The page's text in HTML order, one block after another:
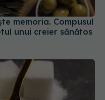
memoria. Compusul
unui creier sănătos